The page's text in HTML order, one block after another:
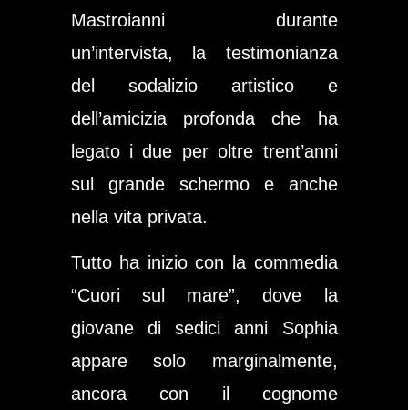
Mastroianni durante
un’intervista, la testimonianza
del sodalizio artistico e
dell’amicizia profonda che ha
legato i due per oltre trent’anni
sul grande schermo e anche
nella vita privata.
Tutto ha inizio con la commedia
“Cuori sul mare”, dove la
giovane di sedici anni Sophia
appare solo marginalmente,
ancora con il cognome